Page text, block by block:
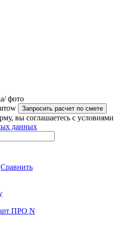
фото
вы соглашаетесь с условиями
данных
Сравнить
ПРО N